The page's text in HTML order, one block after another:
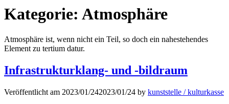
Kategorie: Atmosphäre
Atmosphäre ist, wenn nicht ein Teil, so doch ein nahestehendes
Element zu tertium datur.
Infrastrukturklang- und -bildraum
Veröffentlicht am 2023/01/242023/01/24 by kunststelle / kulturkasse